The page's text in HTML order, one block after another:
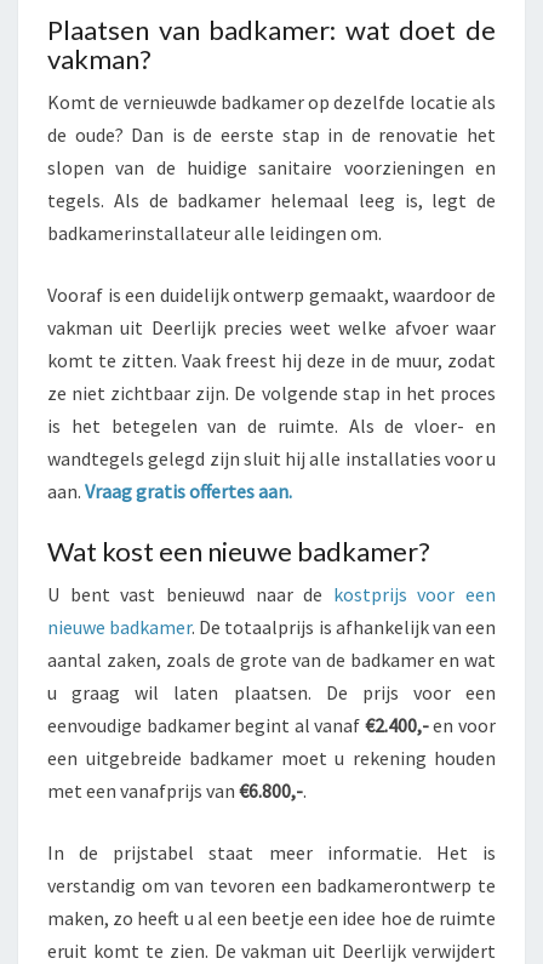
Plaatsen van badkamer: wat doet de
vakman?
Komt de vernieuwde badkamer op dezelfde locatie als
de oude? Dan is de eerste stap in de renovatie het
slopen van de huidige sanitaire voorzieningen en
tegels. Als de badkamer helemaal leeg is, legt de
badkamerinstallateur alle leidingen om.
Vooraf is een duidelijk ontwerp gemaakt, waardoor de
vakman uit Deerlijk precies weet welke afvoer waar
komt te zitten. Vaak freest hij deze in de muur, zodat
ze niet zichtbaar zijn. De volgende stap in het proces
is het betegelen van de ruimte. Als de vloer- en
wandtegels gelegd zijn sluit hij alle installaties voor u
aan. Vraag gratis offertes aan.
Wat kost een nieuwe badkamer?
U bent vast benieuwd naar de kostprijs voor een
nieuwe badkamer. De totaalprijs is afhankelijk van een
aantal zaken, zoals de grote van de badkamer en wat
u graag wil laten plaatsen. De prijs voor een
eenvoudige badkamer begint al vanaf €2.400,-en voor
een uitgebreide badkamer moet u rekening houden
met een vanafprijs van €6.800,-.
In de prijstabel staat meer informatie. Het is
verstandig om van tevoren een badkamerontwerp te
maken, zo heeft u al een beetje een idee hoe de ruimte
eruit komt te zien. De vakman uit Deerlijk verwijdert